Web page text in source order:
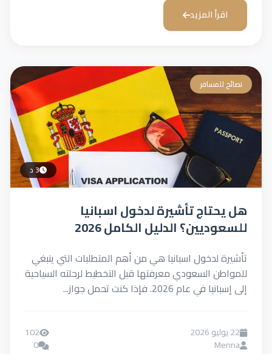
اقرأ المزيد
نصائح للمسافر
3 د
هل يحتاج تأشيرة لدخول اسبانيا
للسعوديين؟ الدليل الكامل 2026
تأشيرة لدخول اسبانيا هي من أهم المتطلبات التي ينبغي
للمواطن السعودي معرفتها قبل التخطيط لرحلته السياحية
إلى إسبانيا في عام 2026. فإذا كنت تحمل جواز...
22 يوليو 2026
Menna
102
0